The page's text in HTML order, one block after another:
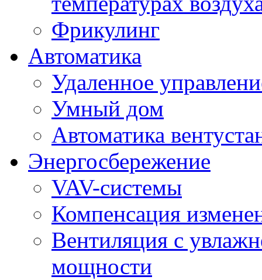
Фрикулинг
Автоматика
Удаленное
Умный дом
Автоматика
Энергосбережение
VAV-системы
Компенсация
Вентиляция с
мощности